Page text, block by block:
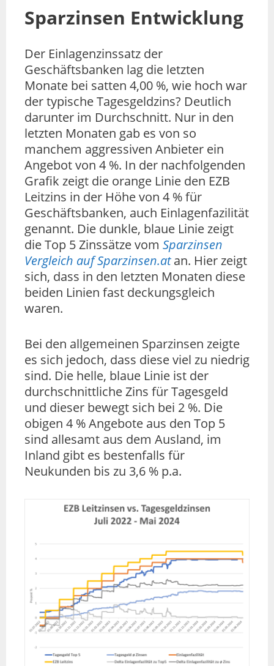
Sparzinsen Entwicklung
Der Einlagenzinssatz der
Geschäftsbanken lag die letzten
Monate bei satten 4,00 %, wie hoch war
der typische Tagesgeldzins? Deutlich
darunter im Durchschnitt. Nur in den
letzten Monaten gab es von so
manchem aggressiven Anbieter ein
Angebot von 4 %. In der nachfolgenden
Grafik zeigt die orange Linie den EZB
Leitzins in der Höhe von 4 % für
Geschäftsbanken, auch Einlagenfazilität
genannt. Die dunkle, blaue Linie zeigt
die Top 5 Zinssätze vom Sparzinsen
Vergleich auf Sparzinsen.atan. Hier zeigt
sich, dass in den letzten Monaten diese
beiden Linien fast deckungsgleich
waren.
Bei den allgemeinen Sparzinsen zeigte
es sich jedoch, dass diese viel zu niedrig
sind. Die helle, blaue Linie ist der
durchschnittliche Zins für Tagesgeld
und dieser bewegt sich bei 2 %. Die
obigen 4 % Angebote aus den Top 5
sind allesamt aus dem Ausland, im
Inland gibt es bestenfalls für
Neukunden bis zu 3,6 % p.a.